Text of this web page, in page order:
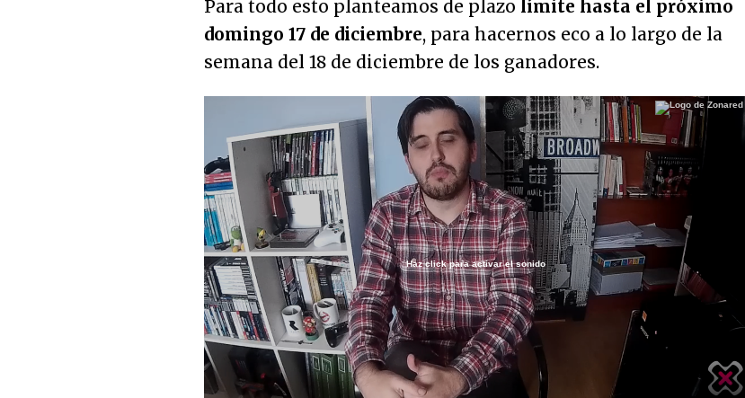
Para todo esto planteamos de plazo límite hasta el próximo
domingo 17 de diciembre, para hacernos eco a lo largo de la
semana del 18 de diciembre de los ganadores.
Unmute /
Loaded:
6.21%
Haz click para activar el sonido